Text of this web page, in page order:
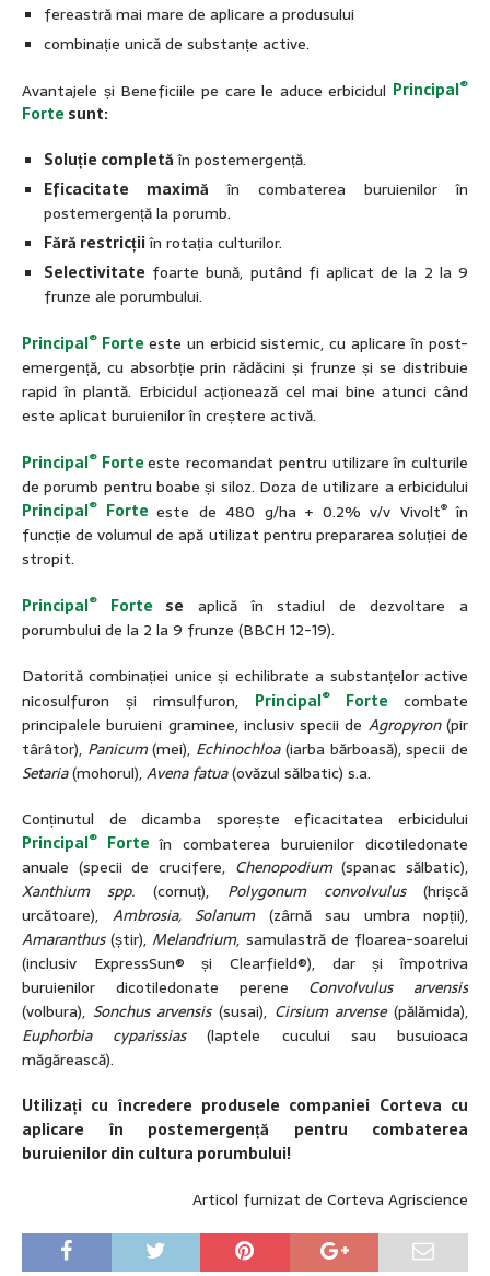
fereastră mai mare de aplicare a produsului
combinație unică de substanțe active.
Avantajele și Beneficiile pe care le aduce erbicidul Principal®
Forte sunt:
Soluție completăîn postemergență.
Eficacitate maximă în combaterea buruienilor în
postemergență la porumb.
Fără restricțiiîn rotația culturilor.
Selectivitate foarte bună, putând fi aplicat de la 2 la 9
frunze ale porumbului.
Principal® Forte este un erbicid sistemic, cu aplicare în post-
emergență, cu absorbție prin rădăcini și frunze și se distribuie
rapid în plantă. Erbicidul acționează cel mai bine atunci când
este aplicat buruienilor în creștere activă.
Principal® Forte este recomandat pentru utilizare în culturile
de porumb pentru boabe și siloz. Doza de utilizare a erbicidului
Principal® Forte este de 480 g/ha + 0.2% v/v Vivolt®în
funcție de volumul de apă utilizat pentru prepararea soluției de
stropit.
Principal® Forte se aplică în stadiul de dezvoltare a
porumbului de la 2 la 9 frunze (BBCH 12-19).
Datorită combinației unice și echilibrate a substanțelor active
nicosulfuron și rimsulfuron, Principal® Forte
combate
principalele buruieni graminee, inclusiv specii de Agropyron(pir
târâtor), Panicum(mei), Echinochloa(iarba bărboasă), specii de
Setaria(mohorul),Avena fatua(ovăzul sălbatic) s.a.
Conținutul de dicamba sporește eficacitatea erbicidului
Principal® Forteîn combaterea buruienilor dicotiledonate
anuale (specii de crucifere, Chenopodium(spanac sălbatic),
Xanthium spp. (cornuț), Polygonum convolvulus(hrișcă
urcătoare), Ambrosia, Solanum(zârnă sau umbra nopții),
Amaranthus(știr),Melandrium, samulastră de floarea-soarelui
(inclusiv ExpressSun® și Clearfield®), dar și împotriva
buruienilor dicotiledonate perene Convolvulus arvensis
(volbura), Sonchus arvensis(susai), Cirsium arvense(pălămida),
Euphorbia cyparissias(laptele cucului sau busuioaca
măgărească).
Utilizați cu încredere produsele companiei Corteva cu
aplicare în postemergență pentru combaterea
buruienilor din cultura porumbului!
Articol furnizat de Corteva Agriscience